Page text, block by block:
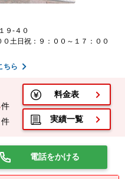
９-４０
土日祝：９：００～１７：００
ちら
件
件
料金表
実績一覧
電話をかける